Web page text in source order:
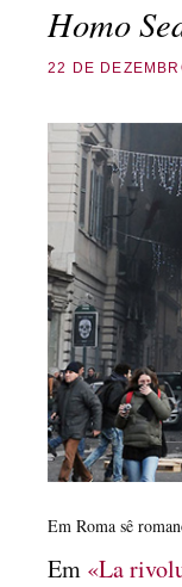
Homo
22 DE
Em Roma sê
Em «La